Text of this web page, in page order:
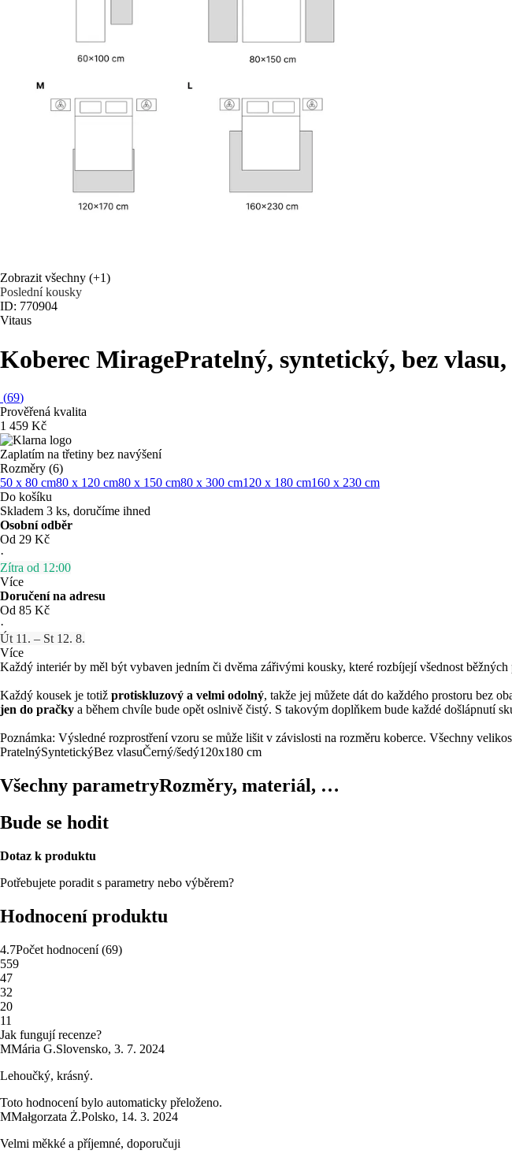
Zobrazit všechny (+1)
Poslední kousky
ID: 770904
Vitaus
Koberec MiragePratelný, syntetický, bez vlasu,
(69)
Prověřená kvalita
1 459 Kč
Zaplatím na třetiny bez navýšení
Rozměry (6)
50 x 80 cm80 x 120 cm80 x 150 cm80 x 300 cm120 x 180 cm160 x 230 cm
Do košíku
Skladem 3 ks, doručíme ihned
Osobní odběr
Od 29 Kč
·
Zítra od 12:00
Více
Doručení na adresu
Od 85 Kč
·
Út 11. – St 12. 8.
Více
Každý interiér by měl být vybaven jedním či dvěma zářivými kousky, které rozbíjejí všednost běžných
Každý kousek je totiž protiskluzový a velmi odolný, takže jej můžete dát do každého prostoru bez
jen do pračky a během chvíle bude opět oslnivě čistý. S takovým doplňkem bude každé došlápnutí
Poznámka: Výsledné rozprostření vzoru se může lišit v závislosti na rozměru koberce. Všechny
PratelnýSyntetickýBez vlasuČerný/šedý120x180 cm
Všechny parametryRozměry, materiál, …
Bude se hodit
Dotaz k produktu
Potřebujete poradit s parametry nebo výběrem?
Hodnocení produktu
4.7Počet hodnocení(69)
559
47
32
20
11
Jak fungují recenze?
MMária G.Slovensko, 3. 7. 2024
Lehoučký, krásný.
Toto hodnocení bylo automaticky přeloženo.
MMałgorzata Ż.Polsko, 14. 3. 2024
Velmi měkké a příjemné, doporučuji